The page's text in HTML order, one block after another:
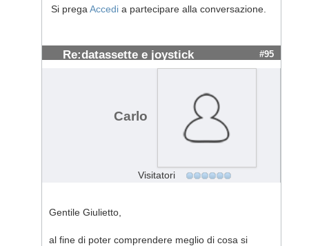
Si prega Accedi a partecipare alla conversazione.
Re:datassette e joystick #95
Carlo
Visitatori
Gentile Giulietto,
al fine di poter comprendere meglio di cosa si